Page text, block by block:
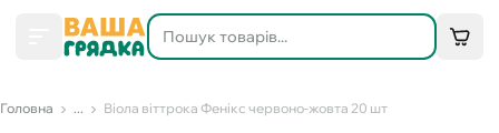
Головна ... Віола віттрока Фенікс червоно-жовта 20 шт